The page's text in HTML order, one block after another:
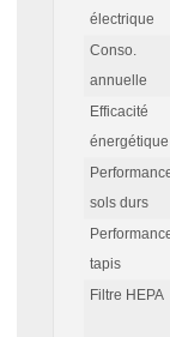
électrique
Conso.
annuelle
Efficacité
énergétique
sols durs
tapis
Filtre HEPA